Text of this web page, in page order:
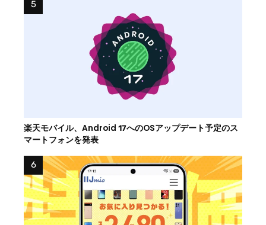
楽天モバイル、Android 17へのOSアップデート予定のス
マートフォンを発表